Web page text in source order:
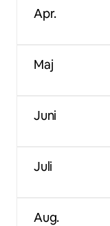
Apr.
Maj
Juni
Juli
Aug.